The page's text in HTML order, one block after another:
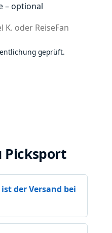
– optional
geprüft.
Picksport
der Versand bei